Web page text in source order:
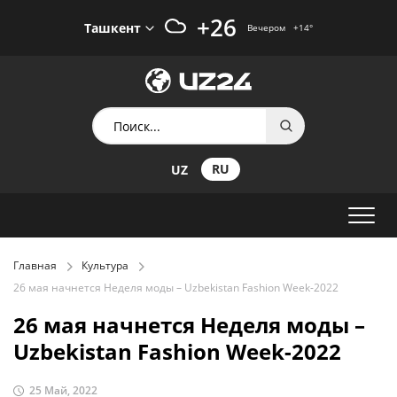
Ташкент +26 Вечером +14°
UZ RU
Главная
Культура
26 мая начнется Неделя моды – Uzbekistan Fashion Week-2022
26 мая начнется Неделя моды –
Uzbekistan Fashion Week-2022
25 Май, 2022